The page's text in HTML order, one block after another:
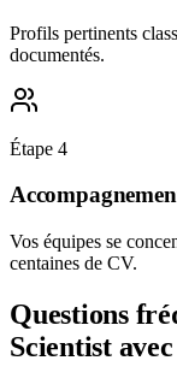
Profils pertinents
documentés.
Étape 4
Vos équipes se
centaines de CV.
Questions
Scientist